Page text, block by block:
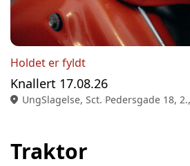
Holdet er fyldt
Knallert 17.08.26
location_on UngSlagelse, Sct. Pedersgade 18,
Traktor